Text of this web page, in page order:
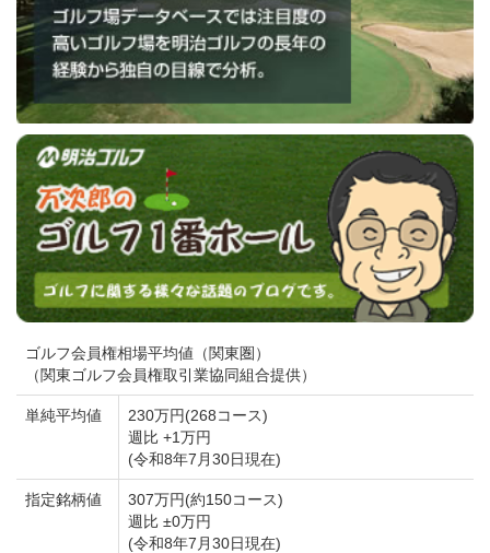
年）に50周年を迎える歴史ある名門コースです。
大磯コースは今年の7...平塚富士見カントリークラ
ブの続きを見る
清川カントリークラブ 成尾支配人と対
談（平成２３年１０月２５日）
【コースガイド】 Ｊ．ニクラウス氏の理念に基づ
き、アウトコース・インコースがそれぞれ林間コ
ースタイプと丘陵コースタイプとに趣を変えた１
８ホールが展開さ...清川カントリークラブ 成尾
支配人と対談（平成２３年１０月２５日）の続き
を見る
袖ヶ浦カンツリークラブ 長谷部部長と
対談（平成２３年１０月１１日）
〈袖ヶ浦コース〉 関東屈指と称される袖ヶ浦コー
スは、毎年、秋に開催されるブリヂストンオープ
な林でセパレート...
谷部部長と対談（平成２３年１０月１１日）の続
きを見る
平川カントリークラブ 近藤支配人と対
談（平成２３年１０月４日）
ゴルフ会員権相場平均値（関東圏）
（関東ゴルフ会員権取引業協同組合提供）
単純平均値
230万円(268コース)
週比 +1万円
(令和8年7月30日現在)
指定銘柄値
307万円(約150コース)
週比 ±0万円
(令和8年7月30日現在)